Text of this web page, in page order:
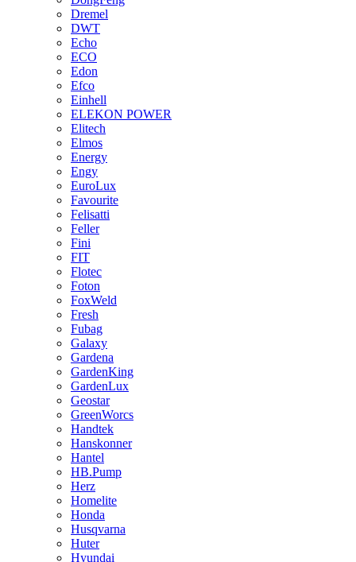
Dremel
DWT
Echo
ECO
Edon
Efco
Einhell
ELEKON POWER
Elitech
Elmos
Energy
Engy
EuroLux
Favourite
Felisatti
Feller
Fini
FIT
Flotec
Foton
FoxWeld
Fresh
Fubag
Galaxy
Gardena
GardenKing
GardenLux
Geostar
GreenWorcs
Handtek
Hanskonner
Hantel
HB.Pump
Herz
Homelite
Honda
Husqvarna
Huter
Hyundai